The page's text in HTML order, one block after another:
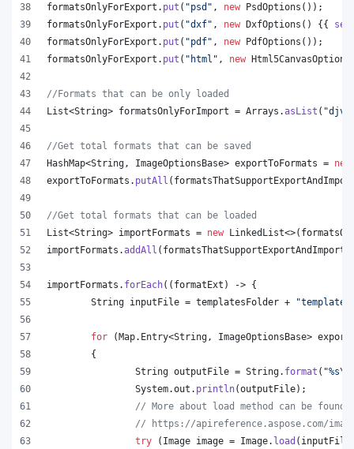
formatsOnlyForExport . put ( "psd" , new PsdOptions ());
formatsOnlyForExport . put ( "dxf" , new DxfOptions () {{
formatsOnlyForExport . put ( "pdf" , new PdfOptions ());
formatsOnlyForExport . put ( "html" , new Html5CanvasOptions
//Formats that can be only loaded
List<String> formatsOnlyForImport = Arrays .asList (
//Get total formats that can be saved
HashMap<String , ImageOptionsBase> exportToFormats = new
exportToFormats . putAll (
//Get total formats that can be loaded
List<String> importFormats = new LinkedList<>(
importFormats .addAll ( formatsThatSupportExportAndImport
importFormats . forEach(( formatExt ) -> {
String inputFile = templatesFolder +
for (Map. Entry<String , ImageOptionsBase>
	{
String outputFile = String. format ( "%s\\
System.out . println(outputFile);
// More about load method can be found
// https://apireference.aspose.com/
try ( Image image = Image. load ( inputFile